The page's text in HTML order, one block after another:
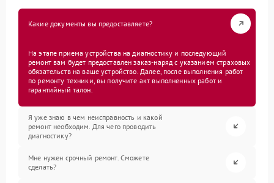
Какие документы вы предоставляете?
На этапе приема устройства на диагностику и последующий
ремонт вам будет предоставлен заказ-наряд с указанием страховых
обязательств на ваше устройство. Далее, после выполнения работ
по ремонту техники, вы получите акт выполненных работ и
гарантийный талон.
Я уже знаю в чем неисправность и какой
ремонт необходим. Для чего проводить
диагностику?
Мне нужен срочный ремонт. Сможете
сделать?